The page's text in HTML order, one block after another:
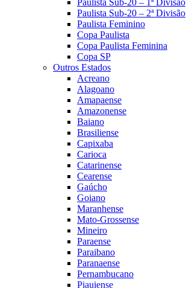
Paulista Sub-20 – 2ª Divisão
Paulista Feminino
Copa Paulista
Copa Paulista Feminina
Copa SP
Outros Estados
Acreano
Alagoano
Amapaense
Amazonense
Baiano
Brasiliense
Capixaba
Carioca
Catarinense
Cearense
Gaúcho
Goiano
Maranhense
Mato-Grossense
Mineiro
Paraense
Paraibano
Paranaense
Pernambucano
Piauiense